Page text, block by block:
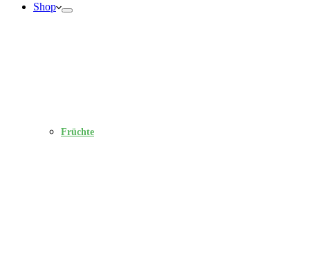
Ergebnisse
Shop
Früchte